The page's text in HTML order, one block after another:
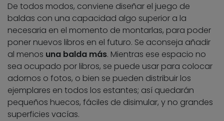
De todos modos, conviene diseñar el juego de
baldas con una capacidad algo superior a la
necesaria en el momento de montarlas, para poder
poner nuevos libros en el futuro. Se aconseja añadir
al menos una balda más. Mientras ese espacio no
sea ocupado por libros, se puede usar para colocar
adornos o fotos, o bien se pueden distribuir los
ejemplares en todos los estantes; así quedarán
pequeños huecos, fáciles de disimular, y no grandes
superficies vacías.